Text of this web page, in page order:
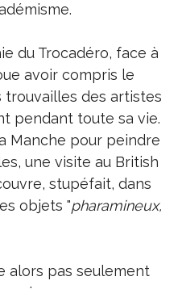
du Trocadéro, face à
avoir compris le
trouvailles des artistes
pendant toute sa vie.
Manche pour peindre
une visite au British
stupéfait, dans
objets "pharamineux,
alors pas seulement